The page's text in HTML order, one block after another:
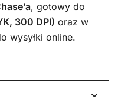
, gotowy do
300 DPI) oraz w
wysyłki online.